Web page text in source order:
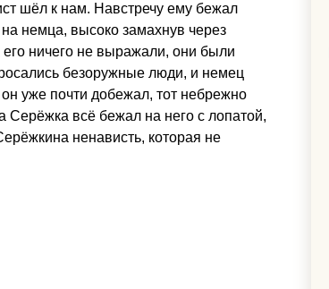
шёл к нам. Навстречу ему бежал
немца, высоко замахнув через
его ничего не выражали, они были
безоружные люди, и немец
уже почти добежал, тот небрежно
Серёжка всё бежал на него с лопатой,
ненависть, которая не